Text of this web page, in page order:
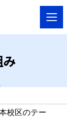
み
ー